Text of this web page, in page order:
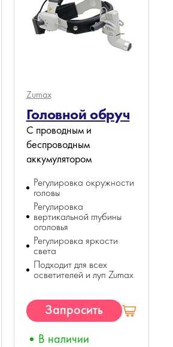
Zumax
Головной обруч
С проводным и
беспроводным
аккумулятором
Регулировка окружности
головы
Регулировка
вертикальной глубины
оголовья
Регулировка яркости
света
Подходит для всех
осветителей и луп Zumax
Запросить
В наличии